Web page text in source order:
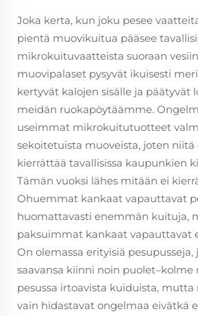
Joka kerta, kun joku pesee
pientä muovikuitua pääsee
mikrokuituvaatteista suoraan
muovipalaset pysyvät ikuisesti
kertyvät kalojen sisälle ja päätyvät
meidän ruokapöytäämme.
useimmat mikrokuitutuotteet
sekoitetuista muoveista, joten niitä
kierrättää tavallisissa kaupunkien
Tämän vuoksi lähes mitään ei
Ohuemmat kankaat vapauttavat
huomattavasti enemmän kuituja,
paksuimmat kankaat vapauttavat
On olemassa erityisiä
saavansa kiinni noin puolet–kolme
pesussa irtoavista kuiduista, mutta
vain hidastavat ongelmaa eivätkä